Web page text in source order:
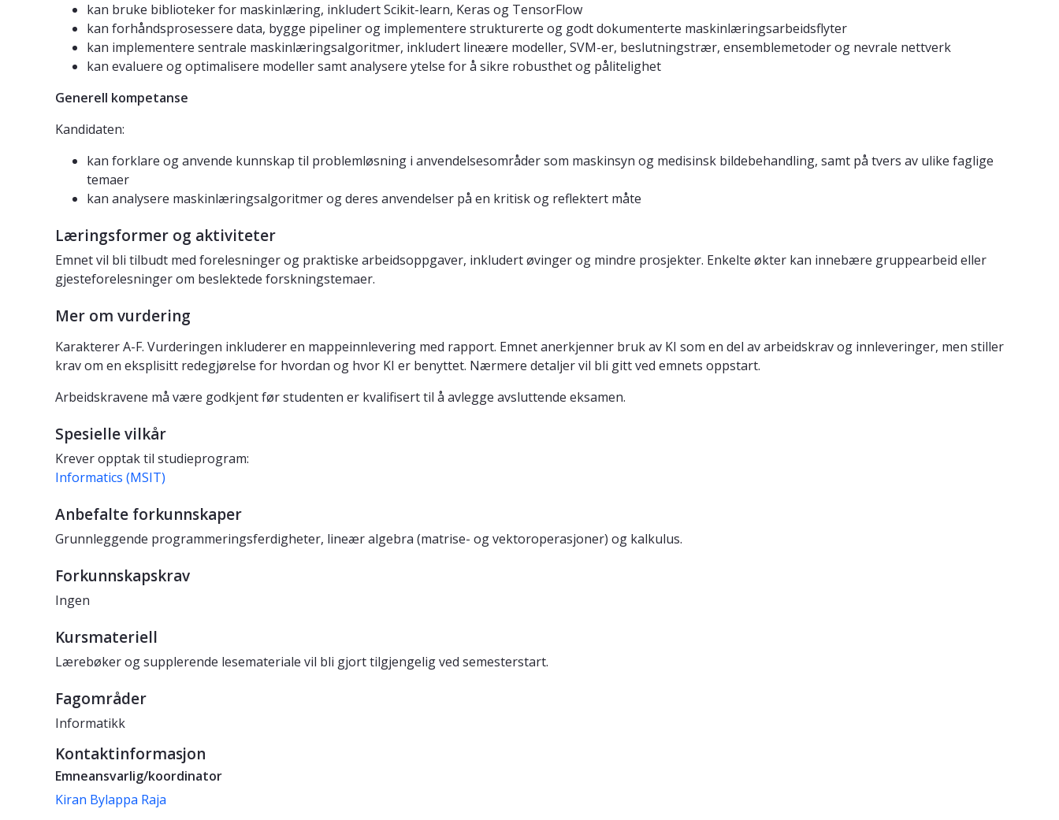
kan bruke biblioteker for maskinlæring, inkludert Scikit-learn, Keras og TensorFlow
kan forhåndsprosessere data, bygge pipeliner og implementere strukturerte og godt dokumenterte maskinlæringsarbeidsflyter
kan implementere sentrale maskinlæringsalgoritmer, inkludert lineære modeller, SVM-er, beslutningstrær, ensemblemetoder og nevrale nettverk
kan evaluere og optimalisere modeller samt analysere ytelse for å sikre robusthet og pålitelighet
Generell kompetanse
Kandidaten:
kan forklare og anvende kunnskap til problemløsning i anvendelsesområder som maskinsyn og medisinsk bildebehandling, samt på tvers av ulike faglige
temaer
kan analysere maskinlæringsalgoritmer og deres anvendelser på en kritisk og reflektert måte
Læringsformer og aktiviteter
Emnet vil bli tilbudt med forelesninger og praktiske arbeidsoppgaver, inkludert øvinger og mindre prosjekter. Enkelte økter kan innebære gruppearbeid eller
gjesteforelesninger om beslektede forskningstemaer.
Mer om vurdering
Karakterer A-F. Vurderingen inkluderer en mappeinnlevering med rapport. Emnet anerkjenner bruk av KI som en del av arbeidskrav og innleveringer, men stiller
krav om en eksplisitt redegjørelse for hvordan og hvor KI er benyttet. Nærmere detaljer vil bli gitt ved emnets oppstart.
Arbeidskravene må være godkjent før studenten er kvalifisert til å avlegge avsluttende eksamen.
Spesielle vilkår
Krever opptak til studieprogram:
Informatics (MSIT)
Anbefalte forkunnskaper
Grunnleggende programmeringsferdigheter, lineær algebra (matrise- og vektoroperasjoner) og kalkulus.
Forkunnskapskrav
Ingen
Kursmateriell
Lærebøker og supplerende lesemateriale vil bli gjort tilgjengelig ved semesterstart.
Fagområder
Informatikk
Kontaktinformasjon
Emneansvarlig/koordinator
Kiran Bylappa Raja